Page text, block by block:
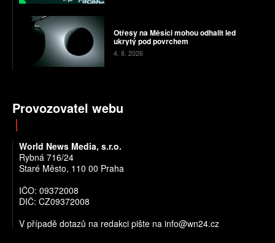
Otřesy na Měsíci mohou odhalit led
ukrytý pod povrchem
4. 8. 2026
Provozovatel webu
World News Media, s.r.o.
Rybná 716/24
Staré Město, 110 00 Praha
IČO: 09372008
DIČ: CZ09372008
V případě dotazů na redakci pište na info@wn24.cz